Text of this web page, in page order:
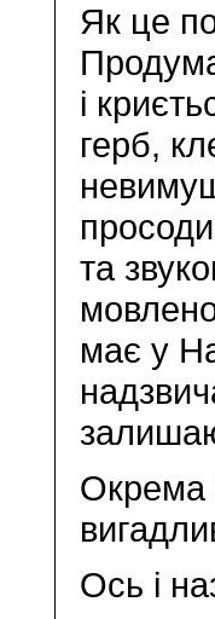
Як це
і
герб,
та
має у
Окрема
Ось і